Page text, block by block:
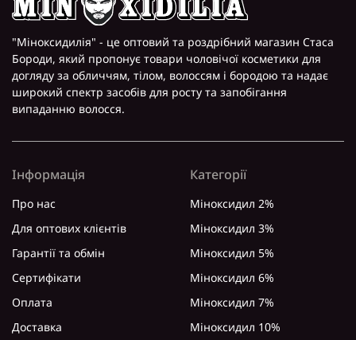
"Міноксидилія" - це оптовий та роздрібний магазин Стаса
Бороди, який пропонує товари чоловічої косметики для
догляду за обличчям, тілом, волоссям і бородою та надає
широкий спектр засобів для росту та запобігання
випаданню волосся.
Інформація
Про нас
Для оптових клієнтів
Гарантії та обмін
Сертифікати
Оплата
Доставка
Категорії
Міноксидил 2%
Міноксидил 3%
Міноксидил 5%
Міноксидил 6%
Міноксидил 7%
Міноксидил 10%